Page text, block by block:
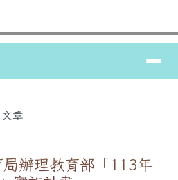
網
⏸
章
辦理教育部「113年